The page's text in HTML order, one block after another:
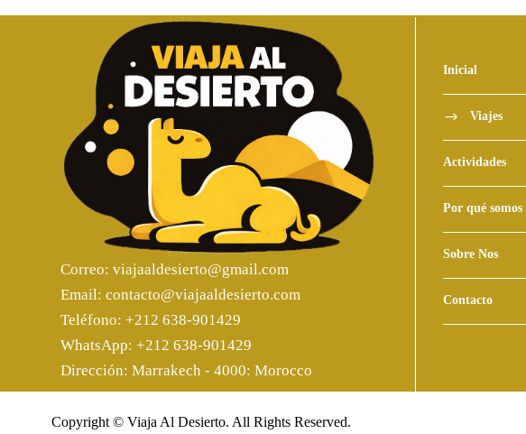
Correo: viajaaldesierto@gmail.com
Email: contacto@viajaaldesierto.com
Teléfono: +212 638-901429
WhatsApp: +212 638-901429
Dirección: Marrakech - 4000: Morocco
Inicial
Viajes
Actividades
Por qué
Sobre Nos
Contacto
Copyright © Viaja Al Desierto. All Rights Reserved.